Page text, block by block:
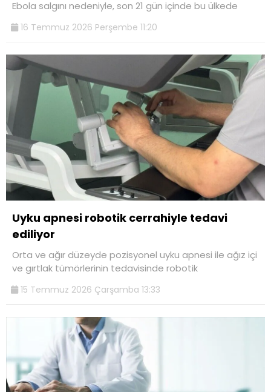
Ebola salgını nedeniyle, son 21 gün içinde bu ülkede
16 Temmuz 2026 Perşembe 11:20
Uyku apnesi robotik cerrahiyle tedavi
ediliyor
Orta ve ağır düzeyde pozisyonel uyku apnesi ile ağız içi
ve gırtlak tümörlerinin tedavisinde robotik
15 Temmuz 2026 Çarşamba 13:33